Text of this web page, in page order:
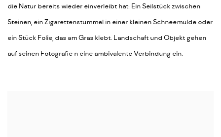
die Natur bereits wieder einverleibt hat: Ein Seilstück zwischen
Steinen, ein Zigarettenstummel in einer kleinen Schneemulde oder
ein Stück Folie, das am Gras klebt. Landschaft und Objekt gehen
auf seinen Fotografie n eine ambivalente Verbindung ein.